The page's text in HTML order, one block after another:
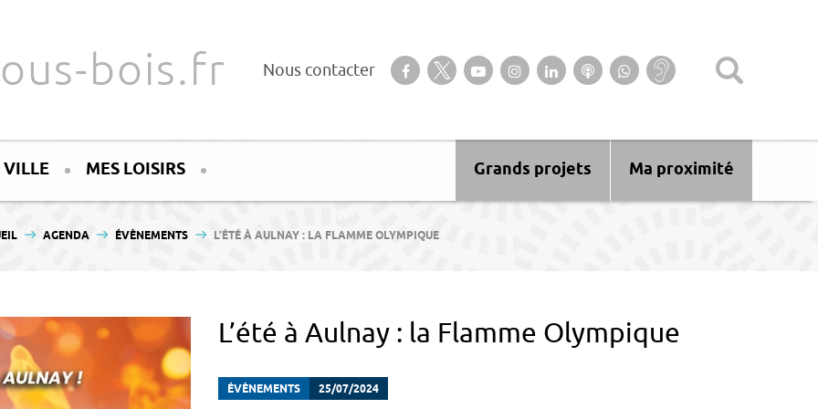
bois.fr Nous contacter Suivez-nous sur notre page Facebook
Suivez-nous sur Twitter
Suivez-nous sur YouTube
Suivez-nous sur Instagram
Retrouvez-nous sur Linkedin
Ecoutez nos Podcasts
Suivez-nous sur
WhatsApp
Baisse
d’audition ?
MES LOISIRS Ma proximité
Grands projets
ICI :AGENDA ÉVÈNEMENTS L’ÉTÉ À AULNAY : LA FLAMME OLYMPIQUE
L’été à Aulnay : la Flamme Olympique
ÉVÈNEMENTS 25/07/2024